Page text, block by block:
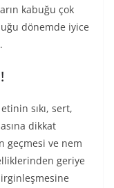
kabuğu çok
dönemde iyice
sıkı, sert,
dikkat
geçmesi ve nem
geriye